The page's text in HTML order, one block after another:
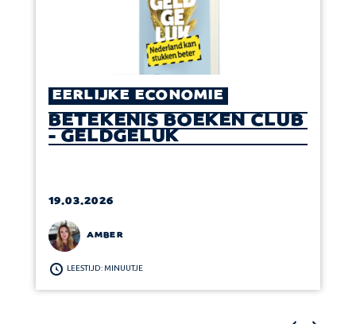
EERLIJKE ECONOMIE
BETEKENIS BOEKEN CLUB
- GELDGELUK
19.03.2026
AMBER
LEESTIJD: MINUUTJE